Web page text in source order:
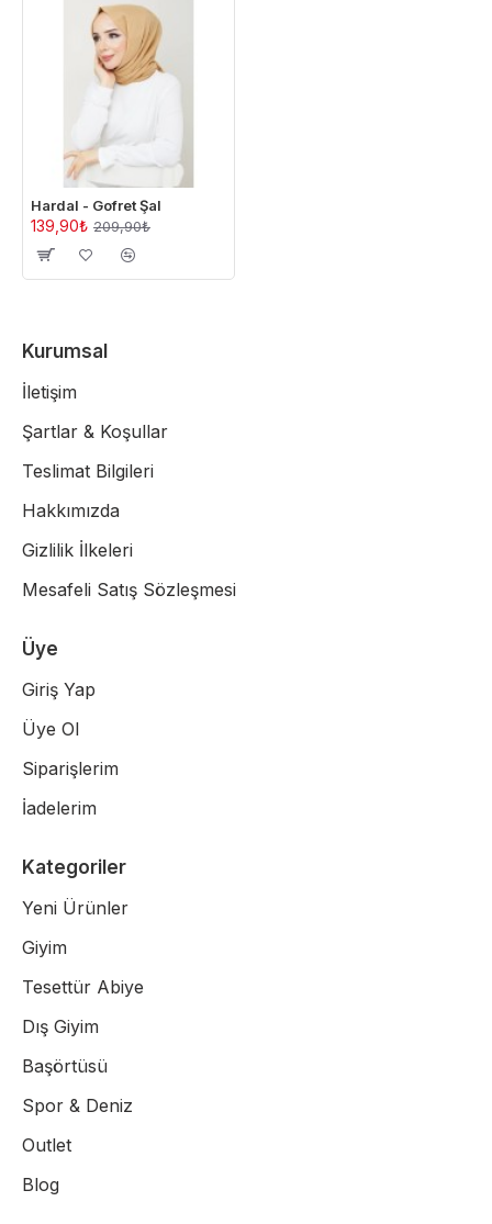
Hardal - Gofret Şal
139,90₺ 209,90₺
Kurumsal
İletişim
Şartlar & Koşullar
Teslimat Bilgileri
Hakkımızda
Gizlilik İlkeleri
Mesafeli Satış Sözleşmesi
Üye
Giriş Yap
Üye Ol
Siparişlerim
İadelerim
Kategoriler
Yeni Ürünler
Giyim
Tesettür Abiye
Dış Giyim
Başörtüsü
Spor & Deniz
Outlet
Blog